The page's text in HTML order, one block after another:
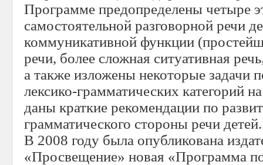
Программе предопределены четыре
самостоятельной разговорной речи
коммуникативной функции
речи, более сложная ситуативная
а также изложены некоторые задачи
лексико-грамматических категорий
даны краткие рекомендации по
грамматического стороны речи детей.
В 2008 году была опубликована
«Просвещение» новая «Программа